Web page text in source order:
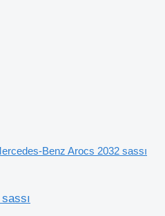
Benz Arocs 2032 sassı